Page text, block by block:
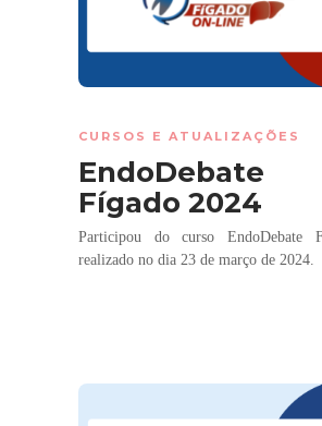
CURSOS E ATUALIZAÇÕES
EndoDebate
Fígado 2024
Participou do curso EndoDebate
realizado no dia 23 de março de 2024.